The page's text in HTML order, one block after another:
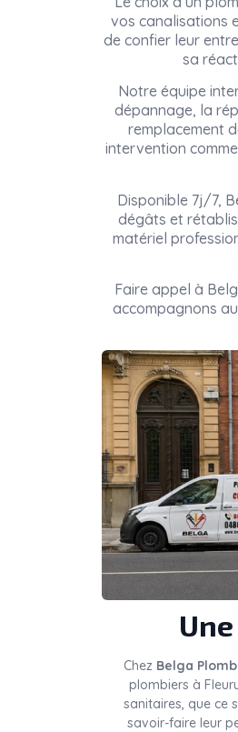
vos canalisations
de confier leur
sa
Notre équipe
dépannage, la
remplacement
intervention
Disponible 7j/7,
dégâts et
matériel
Faire appel à
accompagnons
Chez Belga
plombiers à
sanitaires, que ce
savoir-faire leur